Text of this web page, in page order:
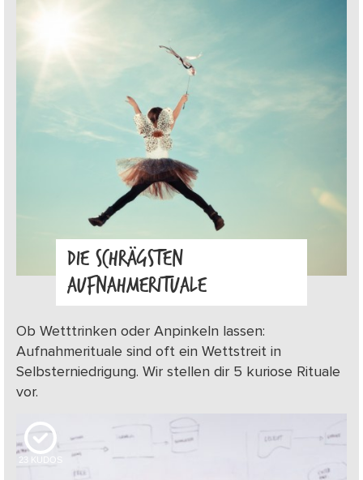
DIE SCHRÄGSTEN
AUFNAHMERITUALE
Ob Wetttrinken oder Anpinkeln lassen:
Aufnahmerituale sind oft ein Wettstreit in
Selbsterniedrigung. Wir stellen dir 5 kuriose Rituale
vor.
23 KUDOS